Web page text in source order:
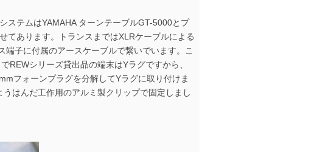
ステムはYAMAHA ターンテーブルGT-5000とプ
てあります。トランスまではXLRケーブルによる
子に付属のアースケーブルで繋いでいます。こ
REWシリーズ貸出品の端末はYラグですから、
フォーンプラグを分解してYラグに取り付けま
はんだ工作用のアルミ製クリップで固定しまし